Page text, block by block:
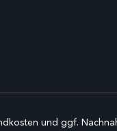
und ggf.